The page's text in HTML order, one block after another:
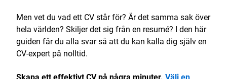
Men vet du vad ett CV står för? Är det samma sak över
hela världen? Skiljer det sig från en resumé? I den här
guiden får du alla svar så att du kan kalla dig själv en
CV-expert på nolltid.
Skapa ett effektivt CV på några minuter. Välj en